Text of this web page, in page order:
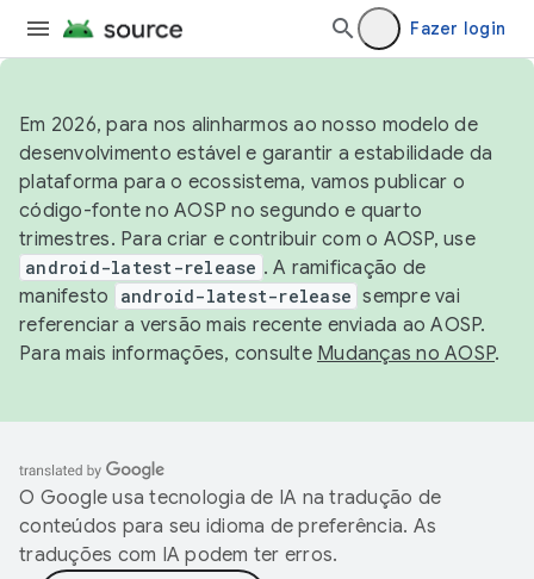
Fazer login
Em 2026, para nos alinharmos ao nosso modelo de
desenvolvimento estável e garantir a estabilidade da
plataforma para o ecossistema, vamos publicar o
código-fonte no AOSP no segundo e quarto
trimestres. Para criar e contribuir com o AOSP, use
android-latest-release . A ramificação de
manifesto
android-latest-release sempre vai
referenciar a versão mais recente enviada ao AOSP.
Para mais informações, consulte Mudanças no AOSP.
O Google usa tecnologia de IA na tradução de
conteúdos para seu idioma de preferência. As
traduções com IA podem ter erros.